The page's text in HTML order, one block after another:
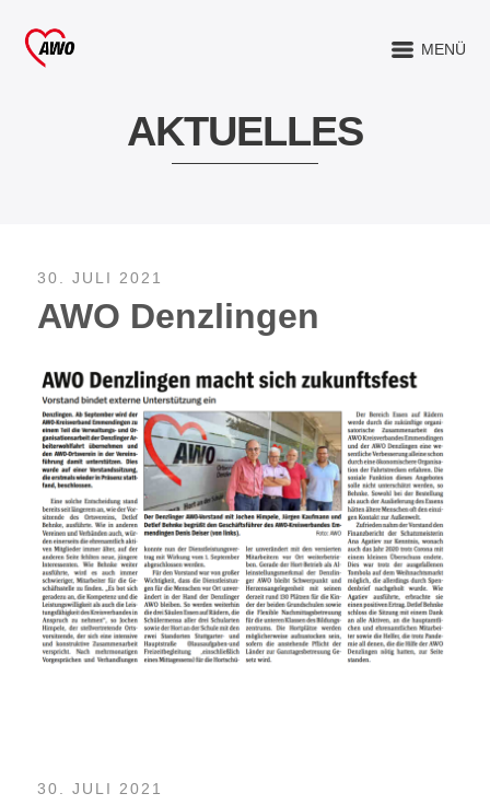
MENÜ
AKTUELLES
30. JULI 2021
AWO Denzlingen
30. JULI 2021